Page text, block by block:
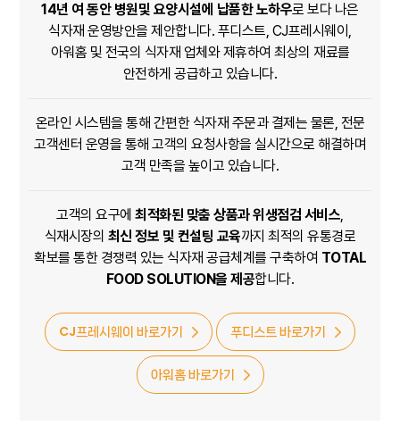
14년 여 동안 병원및 요양시설에 납품한 노하우로 보다 나은
식자재 운영방안을 제안합니다. 푸디스트, CJ프레시웨이,
아워홈 및 전국의 식자재 업체와 제휴하여 최상의 재료를
안전하게 공급하고 있습니다.
온라인 시스템을 통해 간편한 식자재 주문과 결제는 물론, 전문
고객센터 운영을 통해 고객의 요청사항을 실시간으로 해결하며
고객 만족을 높이고 있습니다.
고객의 요구에최적화된 맞춤 상품과 위생점검 서비스,
식재시장의 최신 정보 및 컨설팅 교육까지 최적의 유통경로
확보를 통한 경쟁력 있는 식자재 공급체계를 구축하여 TOTAL
FOOD SOLUTION을 제공합니다.
CJ프레시웨이 바로가기 푸디스트 바로가기
아워홈 바로가기